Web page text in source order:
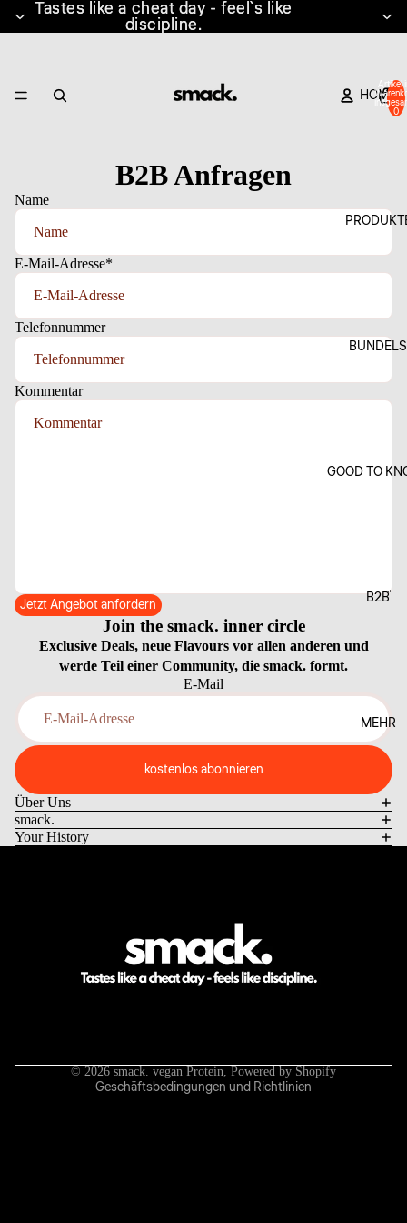
Tastes like a cheat day - feel´s like
discipline.
Tastes like a cheat day - feel´s like
discipline.
HOME
BUNDELS
GOOD TO
B2B
MEHR
Artikel
0
B2B Anfragen
Name
E-Mail-Adresse*
Telefonnummer
Kommentar
Jetzt Angebot anfordern
Join the smack. inner circle
Exclusive Deals, neue Flavours vor allen anderen und
werde Teil einer Community, die smack. formt.
E-Mail
kostenlos abonnieren
Über Uns
smack.
Your History
© 2026 smack. vegan Protein, Powered by Shopify
Geschäftsbedingungen und Richtlinien
Kontaktinformationen